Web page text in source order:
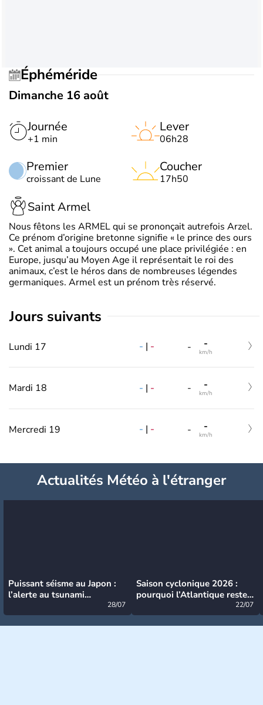
Éphéméride
Dimanche 16 août
Journée
+1 min
Premier
croissant de Lune
Lever
06h28
Coucher
17h50
Saint Armel
Nous fêtons les ARMEL qui se prononçait autrefois Arzel.
Ce prénom d’origine bretonne signifie « le prince des ours
». Cet animal a toujours occupé une place privilégiée : en
Europe, jusqu’au Moyen Age il représentait le roi des
animaux, c’est le héros dans de nombreuses légendes
germaniques. Armel est un prénom très réservé.
jours suivants
Lundi 17 - | - - -
km/h
Mardi 18 - | - - -
km/h
Mercredi 19 - | - - -
km/h
Actualités Météo à l'étranger
Puissant séisme au Japon :
l’alerte au tsunami
28/07
Saison cyclonique 2026 :
pourquoi l’Atlantique reste
22/07